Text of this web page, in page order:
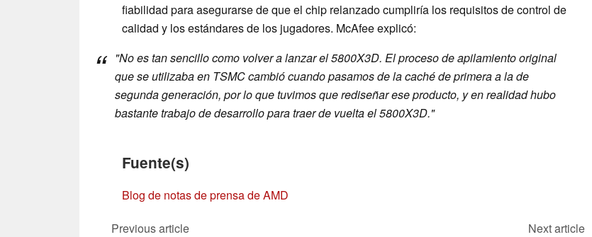
fiabilidad para asegurarse de que el chip relanzado cumpliría los requisitos de control de
calidad y los estándares de los jugadores. McAfee explicó:
"No es tan sencillo como volver a lanzar el 5800X3D. El proceso de apilamiento original
que se utilizaba en TSMC cambió cuando pasamos de la caché de primera a la de
segunda generación, por lo que tuvimos que rediseñar ese producto, y en realidad hubo
bastante trabajo de desarrollo para traer de vuelta el 5800X3D."
Fuente(s)
Blog de notas de prensa de AMD
Previous article
Next article